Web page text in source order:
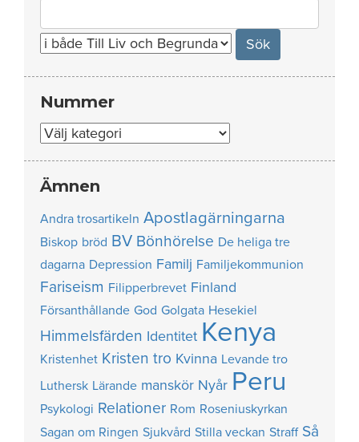
for:
Nummer
Nummer
Ämnen
Andra trosartikeln Apostlagärningarna
Biskop bröd BV Bönhörelse De heliga tre
dagarna Depression Familj Familjekommunion
Fariseism Filipperbrevet Finland
Försanthållande God Golgata Hesekiel
Himmelsfärden Identitet Kenya
Kristenhet Kristen tro Kvinna Levande tro
Luthersk Lärande manskör Nyår Peru
Psykologi Relationer Rom Roseniuskyrkan
Sagan om Ringen Sjukvård Stilla veckan Straff Så